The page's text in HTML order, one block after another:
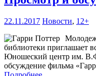
22.11.2017 Новости, 12+
библиотеки приглашает
Юношеский центр им.
обсуждение фильма